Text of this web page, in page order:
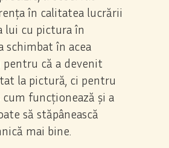
în calitatea lucrării
lui cu pictura în
schimbat în acea
pentru că a devenit
la pictură, ci pentru
cum funcționează și a
să stăpânească
mai bine.